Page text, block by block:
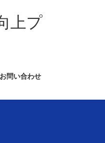
上プ
お問い合わせ